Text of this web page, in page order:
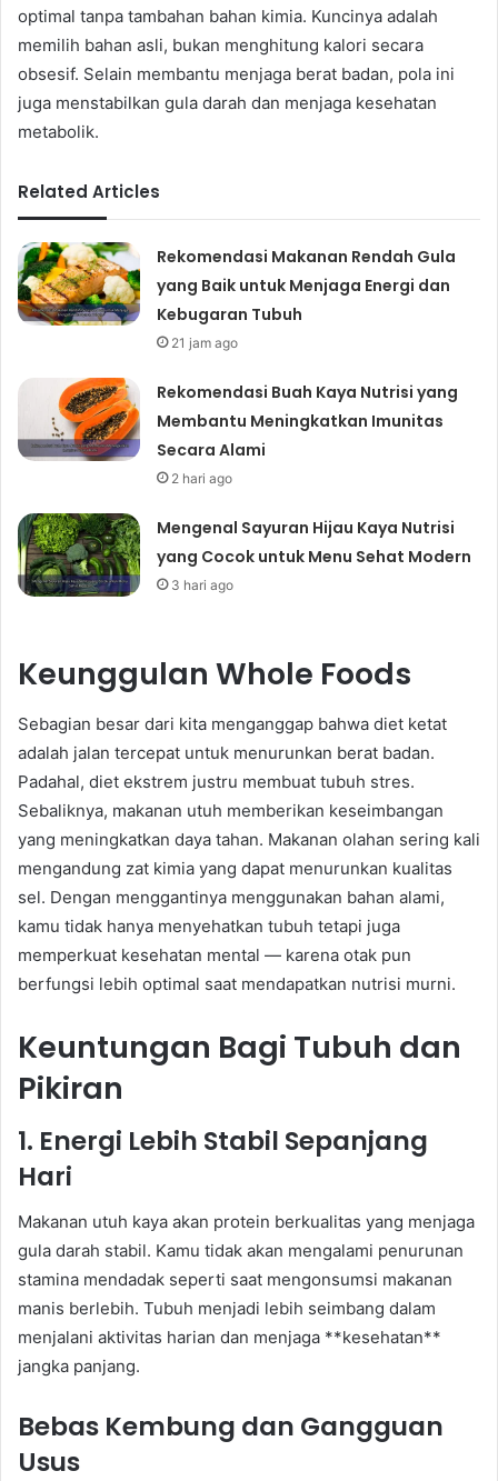
optimal tanpa tambahan bahan kimia. Kuncinya adalah
memilih bahan asli, bukan menghitung kalori secara
obsesif. Selain membantu menjaga berat badan, pola ini
juga menstabilkan gula darah dan menjaga kesehatan
metabolik.
Related Articles
Rekomendasi Makanan Rendah Gula
yang Baik untuk Menjaga Energi dan
Kebugaran Tubuh
21 jam ago
Rekomendasi Buah Kaya Nutrisi yang
Membantu Meningkatkan Imunitas
Secara Alami
2 hari ago
Mengenal Sayuran Hijau Kaya Nutrisi
yang Cocok untuk Menu Sehat Modern
3 hari ago
Keunggulan Whole Foods
Sebagian besar dari kita menganggap bahwa diet ketat
adalah jalan tercepat untuk menurunkan berat badan.
Padahal, diet ekstrem justru membuat tubuh stres.
Sebaliknya, makanan utuh memberikan keseimbangan
yang meningkatkan daya tahan. Makanan olahan sering kali
mengandung zat kimia yang dapat menurunkan kualitas
sel. Dengan menggantinya menggunakan bahan alami,
kamu tidak hanya menyehatkan tubuh tetapi juga
memperkuat kesehatan mental — karena otak pun
berfungsi lebih optimal saat mendapatkan nutrisi murni.
Keuntungan Bagi Tubuh dan
Pikiran
1. Energi Lebih Stabil Sepanjang
Hari
Makanan utuh kaya akan protein berkualitas yang menjaga
gula darah stabil. Kamu tidak akan mengalami penurunan
stamina mendadak seperti saat mengonsumsi makanan
manis berlebih. Tubuh menjadi lebih seimbang dalam
menjalani aktivitas harian dan menjaga **kesehatan**
jangka panjang.
Bebas Kembung dan Gangguan
Usus